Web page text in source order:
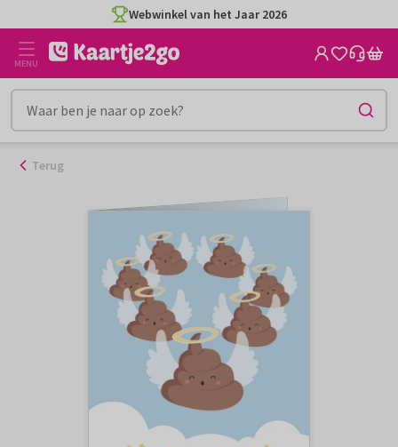
naar
inhoud
Webwinkel van het Jaar 2026
MENU
Terug